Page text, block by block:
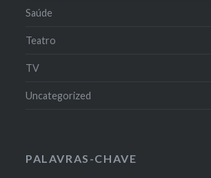
Saúde
Teatro
TV
Uncategorized
PALAVRAS-CHAVE